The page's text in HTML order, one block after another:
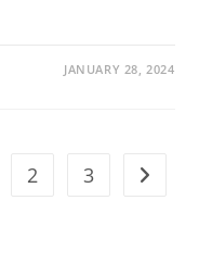
JANUARY 28, 2024
2 3 Go to